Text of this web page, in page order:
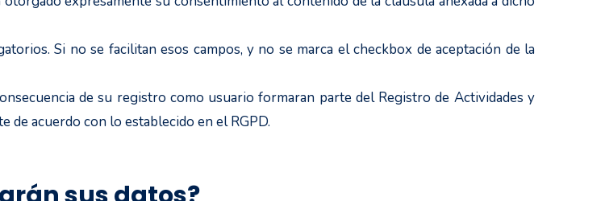
Si no se facilitan esos campos, y no se marca el checkbox de aceptación de la
de su registro como usuario formaran parte del Registro de Actividades y
de acuerdo con lo establecido en el RGPD.